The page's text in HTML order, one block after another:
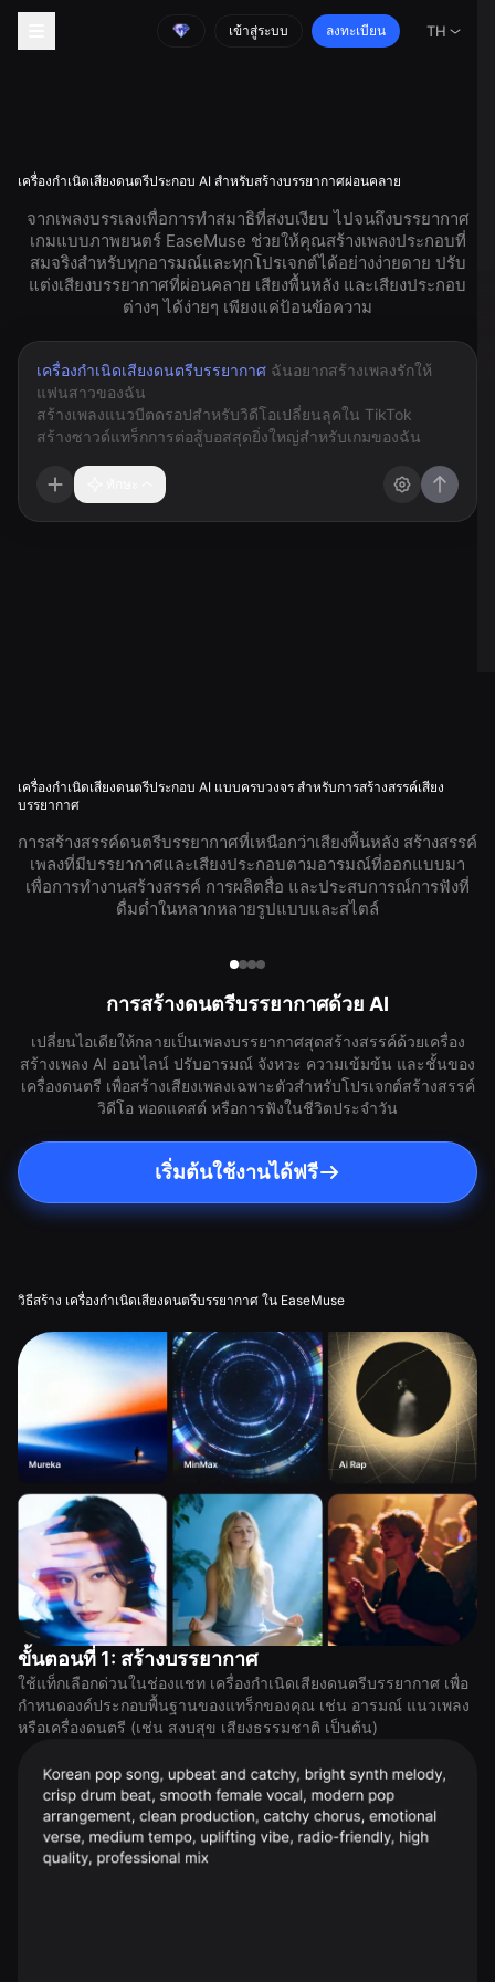
เข้าสู่ระบบ ลงทะเบียน TH
เครื่องกำเนิดเสียงดนตรีประกอบ AI สำหรับสร้างบรรยากาศผ่อนคลาย
จากเพลงบรรเลงเพื่อการทำสมาธิที่สงบเงียบ ไปจนถึงบรรยากาศ
เกมแบบภาพยนตร์ EaseMuse ช่วยให้คุณสร้างเพลงประกอบที่
สมจริงสำหรับทุกอารมณ์และทุกโปรเจกต์ได้อย่างง่ายดาย ปรับ
แต่งเสียงบรรยากาศที่ผ่อนคลาย เสียงพื้นหลัง และเสียงประกอบ
ต่างๆ ได้ง่ายๆ เพียงแค่ป้อนข้อความ
เครื่องกำเนิดเสียงดนตรีบรรยากาศ
เครื่องกำเนิดเสียงดนตรีประกอบ AI แบบครบวงจร สำหรับการสร้างสรรค์เสียง
บรรยากาศ
การสร้างสรรค์ดนตรีบรรยากาศที่เหนือกว่าเสียงพื้นหลัง สร้างสรรค์
เพลงที่มีบรรยากาศและเสียงประกอบตามอารมณ์ที่ออกแบบมา
เพื่อการทำงานสร้างสรรค์ การผลิตสื่อ และประสบการณ์การฟังที่
ดื่มด่ำในหลากหลายรูปแบบและสไตล์
การสร้างดนตรีบรรยากาศด้วย AI
เปลี่ยนไอเดียให้กลายเป็นเพลงบรรยากาศสุดสร้างสรรค์ด้วยเครื่อง
สร้างเพลง AI ออนไลน์ ปรับอารมณ์ จังหวะ ความเข้มข้น และชั้นของ
เครื่องดนตรี เพื่อสร้างเสียงเพลงเฉพาะตัวสำหรับโปรเจกต์สร้างสรรค์
วิดีโอ พอดแคสต์ หรือการฟังในชีวิตประจำวัน
เริ่มต้นใช้งานได้ฟรี
วิธีสร้าง เครื่องกำเนิดเสียงดนตรีบรรยากาศ ใน EaseMuse
ขั้นตอนที่ 1: สร้างบรรยากาศ
ใช้แท็กเลือกด่วนในช่องแชท เครื่องกำเนิดเสียงดนตรีบรรยากาศ เพื่อ
กำหนดองค์ประกอบพื้นฐานของแทร็กของคุณ เช่น อารมณ์ แนวเพลง
หรือเครื่องดนตรี (เช่น สงบสุข เสียงธรรมชาติ เป็นต้น)